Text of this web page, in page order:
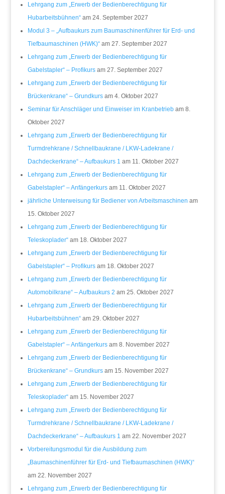
Lehrgang zum „Erwerb der Bedienberechtigung für
Hubarbeitsbühnen“am 24. September 2027
Modul 3 – „Aufbaukurs zum Baumaschinenführer für Erd- und
Tiefbaumaschinen (HWK)“am 27. September 2027
Lehrgang zum „Erwerb der Bedienberechtigung für
Gabelstapler“ – Profikursam 27. September 2027
Lehrgang zum „Erwerb der Bedienberechtigung für
Brückenkrane“ – Grundkursam 4. Oktober 2027
Seminar für Anschläger und Einweiser im Kranbetriebam 8.
Oktober 2027
Lehrgang zum „Erwerb der Bedienberechtigung für
Turmdrehkrane / Schnellbaukrane / LKW-Ladekrane /
Dachdeckerkrane“ – Aufbaukurs 1 am 11. Oktober 2027
Lehrgang zum „Erwerb der Bedienberechtigung für
Gabelstapler“ – Anfängerkursam 11. Oktober 2027
jährliche Unterweisung für Bediener von Arbeitsmaschinen am
15. Oktober 2027
Lehrgang zum „Erwerb der Bedienberechtigung für
Teleskoplader“am 18. Oktober 2027
Lehrgang zum „Erwerb der Bedienberechtigung für
Gabelstapler“ – Profikursam 18. Oktober 2027
Lehrgang zum „Erwerb der Bedienberechtigung für
Automobilkrane“ – Aufbaukurs 2 am 25. Oktober 2027
Lehrgang zum „Erwerb der Bedienberechtigung für
Hubarbeitsbühnen“am 29. Oktober 2027
Lehrgang zum „Erwerb der Bedienberechtigung für
Gabelstapler“ – Anfängerkursam 8. November 2027
Lehrgang zum „Erwerb der Bedienberechtigung für
Brückenkrane“ – Grundkursam 15. November 2027
Lehrgang zum „Erwerb der Bedienberechtigung für
Teleskoplader“am 15. November 2027
Lehrgang zum „Erwerb der Bedienberechtigung für
Turmdrehkrane / Schnellbaukrane / LKW-Ladekrane /
Dachdeckerkrane“ – Aufbaukurs 1 am 22. November 2027
Vorbereitungsmodul für die Ausbildung zum
„Baumaschinenführer für Erd- und Tiefbaumaschinen (HWK)“
am 22. November 2027
Lehrgang zum „Erwerb der Bedienberechtigung für